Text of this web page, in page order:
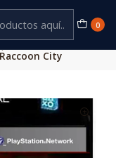
0
City